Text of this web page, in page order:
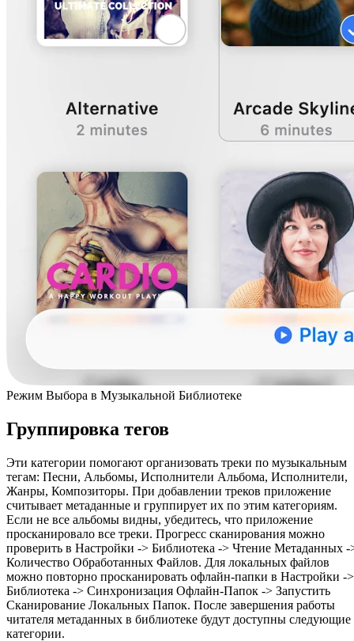
Режим Выбора в Музыкальной Библиотеке
Группировка тегов
Эти категории помогают организовать треки по музыкальным
тегам: Песни, Альбомы, Исполнители Альбома, Исполнители,
Жанры, Композиторы. При добавлении треков приложение
считывает метаданные и группирует их по этим категориям.
Если не все альбомы видны, убедитесь, что приложение
просканировало все треки. Прогресс сканирования можно
проверить в Настройки -> Библиотека -> Чтение Метаданных -
Количество Обработанных Файлов. Для локальных файлов
можно повторно просканировать офлайн-папки в Настройки ->
Библиотека -> Синхронизация Офлайн-Папок -> Запустить
Сканирование Локальных Папок. После завершения работы
читателя метаданных в библиотеке будут доступны следующие
категории.